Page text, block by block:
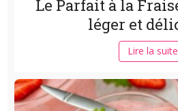
Le Parfait à la
léger et
Lire la suite